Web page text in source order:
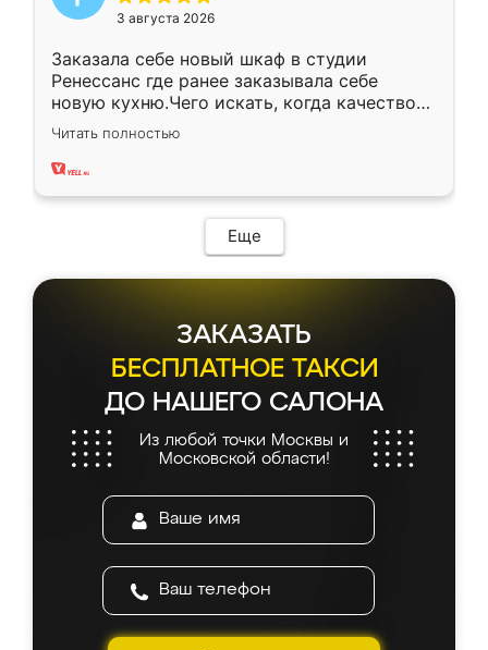
3 августа 2026
Заказала себе новый шкаф в студии
Ренессанс где ранее заказывала себе
новую кухню.Чего искать, когда качеством
вполне довольна. Служит кухня уже почти
два года, нареканий нет.
Читать полностью
Еще
ЗАКАЗАТЬ
БЕСПЛАТНОЕ ТАКСИ
ДО НАШЕГО САЛОНА
Из любой точки Москвы и
Московской области!